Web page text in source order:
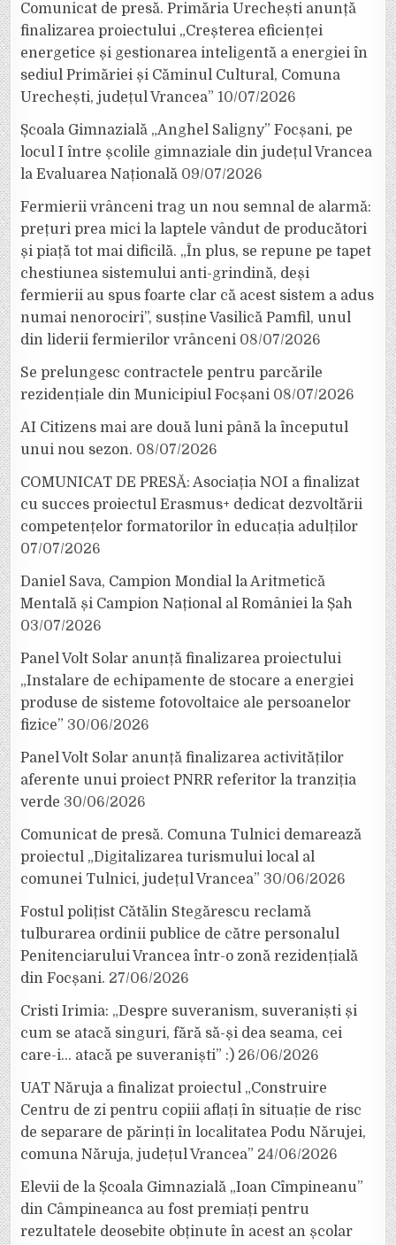
Comunicat de presă. Primăria Urechești anunță
finalizarea proiectului „Creșterea eficienței
energetice și gestionarea inteligentă a energiei în
sediul Primăriei și Căminul Cultural, Comuna
Urechești, județul Vrancea” 10/07/2026
Școala Gimnazială „Anghel Saligny” Focșani, pe
locul I între școlile gimnaziale din județul Vrancea
la Evaluarea Națională 09/07/2026
Fermierii vrânceni trag un nou semnal de alarmă:
prețuri prea mici la laptele vândut de producători
și piață tot mai dificilă. „În plus, se repune pe tapet
chestiunea sistemului anti-grindină, deși
fermierii au spus foarte clar că acest sistem a adus
numai nenorociri”, susține Vasilică Pamfil, unul
din liderii fermierilor vrânceni 08/07/2026
Se prelungesc contractele pentru parcările
rezidențiale din Municipiul Focșani 08/07/2026
AI Citizens mai are două luni până la începutul
unui nou sezon. 08/07/2026
COMUNICAT DE PRESĂ: Asociația NOI a finalizat
cu succes proiectul Erasmus+ dedicat dezvoltării
competențelor formatorilor în educația adulților
07/07/2026
Daniel Sava, Campion Mondial la Aritmetică
Mentală și Campion Național al României la Șah
03/07/2026
Panel Volt Solar anunță finalizarea proiectului
„Instalare de echipamente de stocare a energiei
produse de sisteme fotovoltaice ale persoanelor
fizice” 30/06/2026
Panel Volt Solar anunță finalizarea activităților
aferente unui proiect PNRR referitor la tranziția
verde 30/06/2026
Comunicat de presă. Comuna Tulnici demarează
proiectul „Digitalizarea turismului local al
comunei Tulnici, județul Vrancea” 30/06/2026
Fostul polițist Cătălin Stegărescu reclamă
tulburarea ordinii publice de către personalul
Penitenciarului Vrancea într-o zonă rezidențială
din Focșani. 27/06/2026
Cristi Irimia: „Despre suveranism, suveraniști și
cum se atacă singuri, fără să-și dea seama, cei
care-i… atacă pe suveraniști” :) 26/06/2026
UAT Năruja a finalizat proiectul „Construire
Centru de zi pentru copiii aflați în situație de risc
de separare de părinți în localitatea Podu Nărujei,
comuna Năruja, județul Vrancea” 24/06/2026
Elevii de la Școala Gimnazială „Ioan Cîmpineanu”
din Câmpineanca au fost premiați pentru
rezultatele deosebite obținute în acest an școlar